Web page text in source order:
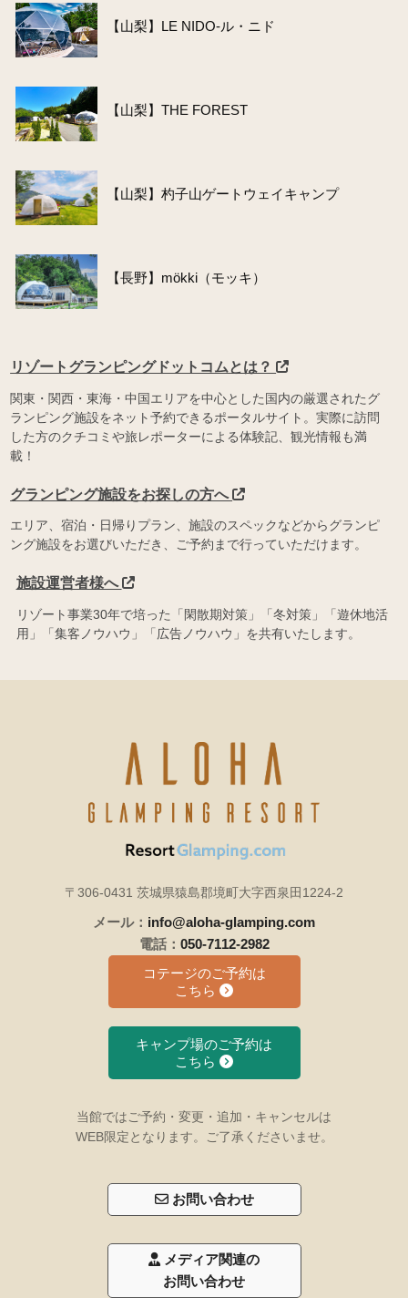
【山梨】LE NIDO-ル・ニド
【山梨】THE FOREST
【山梨】杓子山ゲートウェイキャンプ
【長野】mökki（モッキ）
リゾートグランピングドットコムとは？
関東・関西・東海・中国エリアを中心とした国内の厳選されたグ
ランピング施設をネット予約できるポータルサイト。実際に訪問
した方のクチコミや旅レポーターによる体験記、観光情報も満
載！
グランピング施設をお探しの方へ
エリア、宿泊・日帰りプラン、施設のスペックなどからグランピ
ング施設をお選びいただき、ご予約まで行っていただけます。
施設運営者様へ
リゾート事業30年で培った「閑散期対策」「冬対策」「遊休地活
用」「集客ノウハウ」「広告ノウハウ」を共有いたします。
〒306-0431 茨城県猿島郡境町大字西泉田1224-2
メール： info@aloha-glamping.com
電話： 050-7112-2982
コテージのご予約は
こちら
キャンプ場のご予約は
こちら
当館ではご予約・変更・追加・キャンセルは
WEB限定となります。ご了承くださいませ。
お問い合わせ
メディア関連の
お問い合わせ